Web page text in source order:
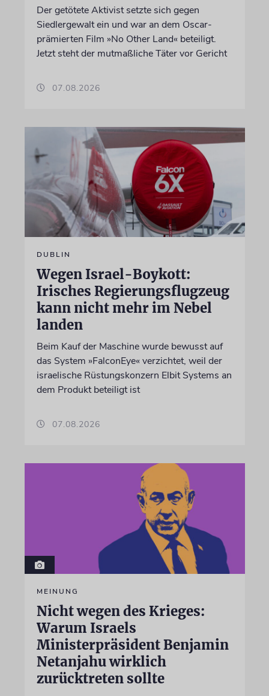
Der getötete Aktivist setzte sich gegen
Siedlergewalt ein und war an dem Oscar-
prämierten Film »No Other Land« beteiligt.
Jetzt steht der mutmaßliche Täter vor Gericht
07.08.2026
DUBLIN
Wegen Israel-Boykott:
Irisches Regierungsflugzeug
kann nicht mehr im Nebel
landen
Beim Kauf der Maschine wurde bewusst auf
das System »FalconEye« verzichtet, weil der
israelische Rüstungskonzern Elbit Systems an
dem Produkt beteiligt ist
07.08.2026
MEINUNG
Nicht wegen des Krieges:
Warum Israels
Ministerpräsident Benjamin
Netanjahu wirklich
zurücktreten sollte